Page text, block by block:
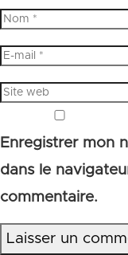
Enregistrer mon
dans le
commentaire.
Laisser un